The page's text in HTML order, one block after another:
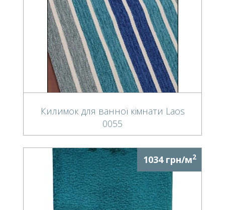
Килимок для ванної кімнати Laos
0055
1034 грн/м2